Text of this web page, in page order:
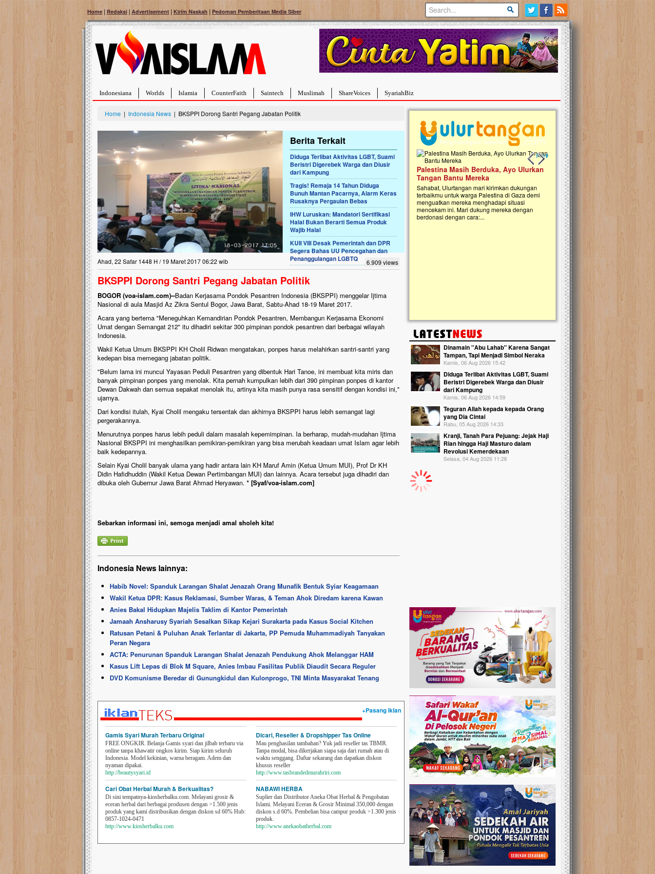
Home | Redaksi | Advertisement | Kirim Naskah | Pedoman Pemberitaan Media Siber
Indonesiana Worlds Islamia CounterFaith Saintech Muslimah ShareVoices SyariahBiz
Home | Indonesia News | BKSPPI Dorong Santri Pegang Jabatan Politik
Berita Terkait
Diduga Terlibat Aktivitas LGBT, Suami
Beristri Digerebek Warga dan Diusir
dari Kampung
Tragis! Remaja 14 Tahun Diduga
Bunuh Mantan Pacarnya, Alarm Keras
Rusaknya Pergaulan Bebas
IHW Luruskan: Mandatori Sertifikasi
Halal Bukan Berarti Semua Produk
Wajib Halal
KUII VIII Desak Pemerintah dan DPR
Segera Bahas UU Pencegahan dan
Penanggulangan LGBTQ
Ahad, 22 Safar 1448 H / 19 Maret 2017 06:22 wib 6.909 views
BKSPPI Dorong Santri Pegang Jabatan Politik
BOGOR (voa-islam.com)--Badan Kerjasama Pondok Pesantren Indonesia (BKSPPI) menggelar Ijtima
Nasional di aula Masjid Az Zikra Sentul Bogor, Jawa Barat, Sabtu-Ahad 18-19 Maret 2017.
Acara yang bertema "Meneguhkan Kemandirian Pondok Pesantren, Membangun Kerjasama Ekonomi
Umat dengan Semangat 212" itu dihadiri sekitar 300 pimpinan pondok pesantren dari berbagai wilayah
Indonesia.
Wakil Ketua Umum BKSPPI KH Cholil Ridwan mengatakan, ponpes harus melahirkan santri-santri yang
kedepan bisa memegang jabatan politik.
"Belum lama ini muncul Yayasan Peduli Pesantren yang dibentuk Hari Tanoe, ini membuat kita miris dan
banyak pimpinan ponpes yang menolak. Kita pernah kumpulkan lebih dari 390 pimpinan ponpes di kantor
Dewan Dakwah dan semua sepakat menolak itu, artinya kita masih punya rasa sensitif dengan kondisi ini,"
ujarnya.
Dari kondisi itulah, Kyai Cholil mengaku tersentak dan akhirnya BKSPPI harus lebih semangat lagi
pergerakannya.
Menurutnya ponpes harus lebih peduli dalam masalah kepemimpinan. Ia berharap, mudah-mudahan Ijtima
Nasional BKSPPI ini menghasilkan pemikiran-pemikiran yang bisa merubah keadaan umat Islam agar lebih
baik kedepannya.
Selain Kyai Cholil banyak ulama yang hadir antara lain KH Maruf Amin (Ketua Umum MUI), Prof Dr KH
Didin Hafidhuddin (Wakil Ketua Dewan Pertimbangan MUI) dan lainnya. Acara tersebut juga dihadiri dan
dibuka oleh Gubernur Jawa Barat Ahmad Heryawan. * [Syaf/voa-islam.com]
Sebarkan informasi ini, semoga menjadi amal sholeh kita!
Indonesia News lainnya:
Habib Novel: Spanduk Larangan Shalat Jenazah Orang Munafik Bentuk Syiar Keagamaan
Wakil Ketua DPR: Kasus Reklamasi, Sumber Waras, & Teman Ahok Diredam karena Kawan
Anies Bakal Hidupkan Majelis Taklim di Kantor Pemerintah
Jamaah Ansharusy Syariah Sesalkan Sikap Kejari Surakarta pada Kasus Social Kitchen
Ratusan Petani & Puluhan Anak Terlantar di Jakarta, PP Pemuda Muhammadiyah Tanyakan
Peran Negara
ACTA: Penurunan Spanduk Larangan Shalat Jenazah Pendukung Ahok Melanggar HAM
Kasus Lift Lepas di Blok M Square, Anies Imbau Fasilitas Publik Diaudit Secara Reguler
DVD Komunisme Beredar di Gunungkidul dan Kulonprogo, TNI Minta Masyarakat Tenang
+Pasang iklan
Gamis Syari Murah Terbaru Original
FREE ONGKIR. Belanja Gamis syari dan jilbab terbaru via
online tanpa khawatir ongkos kirim. Siap kirim seluruh
Indonesia. Model kekinian, warna beragam. Adem dan
nyaman dipakai.
http://beautysyari.id
Cari Obat Herbal Murah & Berkualitas?
Di sini tempatnya-kiosherbalku.com. Melayani grosir &
eceran herbal dari berbagai produsen dengan >1.500 jenis
produk yang kami distribusikan dengan diskon sd 60% Hub:
0857-1024-0471
http://www.kiosherbalku.com
Dicari, Reseller & Dropshipper Tas Online
Mau penghasilan tambahan? Yuk jadi reseller tas TBMR.
Tanpa modal, bisa dikerjakan siapa saja dari rumah atau di
waktu senggang. Daftar sekarang dan dapatkan diskon
khusus reseller
http://www.tasbrandedmurahriri.com
NABAWI HERBA
Suplier dan Distributor Aneka Obat Herbal & Pengobatan
Islami. Melayani Eceran & Grosir Minimal 350,000 dengan
diskon s.d 60%. Pembelian bisa campur produk >1.300 jenis
produk.
http://www.anekaobatherbal.com
Previous slide
Next slide
Bantu Naura, Balita Hebat Sembuh Dari
Tumor Pembuluh Darah
Hidup Naura Salsabila dipenuhi dengan
rintangan yang sangat berat. Meskipun baru
berusia sepuluh bulan, bayi yang imut ini harus
menghadapi penyakit yang dahsyat, yaitu tumor
pembuluh darah berukuran...
Lima Tahun Mangkrak, Masjid di
Pelosok ini Mengenaskan. Ayo Bantu.!!
Nasib masjid di Kampung Cilumbu ini sungguh
mengenaskan. Lima tahun mangkrak, kini nyaris
berlumut, dan menghitam terpapar panas dan
Palestina Masih Berduka, Ayo Ulurkan
Tangan Bantu Mereka
Sahabat, Ulurtangan mari kirimkan dukungan
terbaikmu untuk warga Palestina di Gaza demi
menguatkan mereka menghadapi situasi
mencekam ini. Mari dukung mereka dengan
berdonasi dengan cara:...
Open Donasi Wakaf
Rumah Qur'an & TK Islam
Najjah di Jonggol
Saat ini, Ulurtangan bersama Yayasan
Najjahtul Islam Jonggol sedang merintis
pembangunan Rumah Qur’an dan
kanak Islam Terpadu (TKIT) An Najjah
Gedung Majelis Taklim di Jonggol,...
Dinamain ''Abu Lahab'' Karena Sangat
Tampan, Tapi Menjadi Simbol Neraka
Kamis, 06 Aug 2026 15:42
Diduga Terlibat Aktivitas LGBT, Suami
Beristri Digerebek Warga dan Diusir
dari Kampung
Kamis, 06 Aug 2026 14:59
Teguran Allah kepada kepada Orang
yang Dia Cintai
Rabu, 05 Aug 2026 14:33
Kranji, Tanah Para Pejuang: Jejak Haji
Rian hingga Haji Masturo dalam
Revolusi Kemerdekaan
Selasa, 04 Aug 2026 11:28